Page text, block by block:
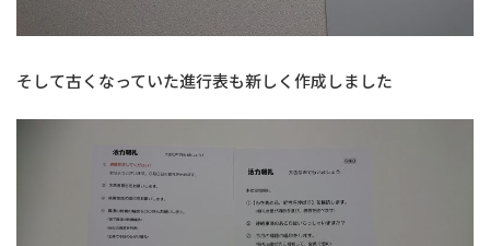
そして古くなっていた進行表も新しく作成しました